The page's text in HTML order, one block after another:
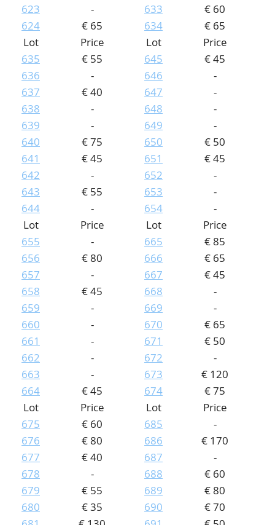
623
-
624
€ 65
633
€ 60
634
€ 65
Lot
Price
635
€ 55
636
-
637
€ 40
638
-
639
-
640
€ 75
641
€ 45
642
-
643
€ 55
644
-
Lot
Price
645
€ 45
646
-
647
-
648
-
649
-
650
€ 50
651
€ 45
652
-
653
-
654
-
Lot
Price
655
-
656
€ 80
657
-
658
€ 45
659
-
660
-
661
-
662
-
663
-
664
€ 45
Lot
Price
665
€ 85
666
€ 65
667
€ 45
668
-
669
-
670
€ 65
671
€ 50
672
-
673
€ 120
674
€ 75
Lot
Price
675
€ 60
676
€ 80
677
€ 40
678
-
679
€ 55
680
€ 35
Lot
Price
685
-
686
€ 170
687
-
688
€ 60
689
€ 80
690
€ 70